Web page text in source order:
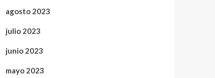
agosto 2023
julio 2023
junio 2023
mayo 2023